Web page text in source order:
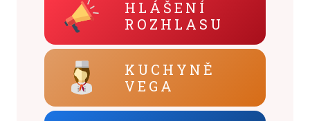
HLÁŠENÍ
ROZHLASU
KUCHYNĚ
VEGA